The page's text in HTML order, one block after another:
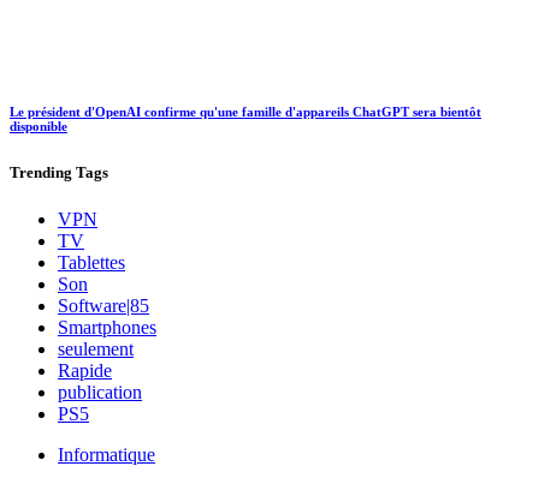
Le président d'OpenAI confirme qu'une famille d'appareils ChatGPT sera bientôt
disponible
Trending Tags
VPN
TV
Tablettes
Son
Software|85
Smartphones
seulement
Rapide
publication
PS5
Informatique